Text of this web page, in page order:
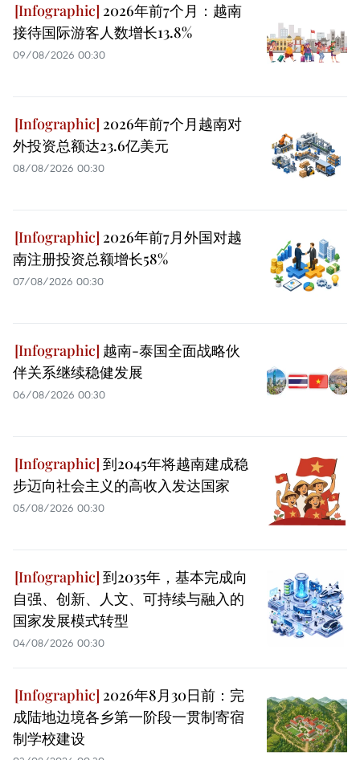
2026年前7个月：越南
接待国际游客人数增长13.8%
09/08/2026 00:30
2026年前7个月越南对
外投资总额达23.6亿美元
08/08/2026 00:30
2026年前7月外国对越
南注册投资总额增长58%
07/08/2026 00:30
越南-泰国全面战略伙
伴关系继续稳健发展
06/08/2026 00:30
到2045年将越南建成稳
步迈向社会主义的高收入发达国家
05/08/2026 00:30
到2035年，基本完成向
自强、创新、人文、可持续与融入的
国家发展模式转型
04/08/2026 00:30
2026年8月30日前：完
成陆地边境各乡第一阶段一贯制寄宿
制学校建设